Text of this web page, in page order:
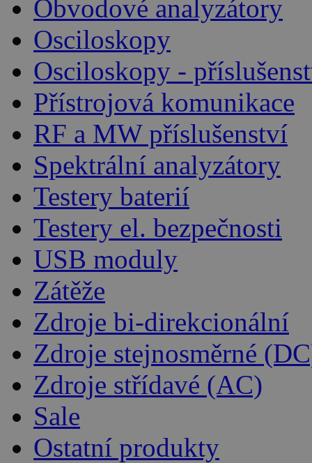
Obvodové analyzátory
Osciloskopy
Osciloskopy -
Přístrojová komunikace
RF a MW příslušenství
Spektrální analyzátory
Testery baterií
Testery el. bezpečnosti
USB moduly
Zátěže
Zdroje bi-direkcionální
Zdroje stejnosměrné
Zdroje střídavé (AC)
Sale
Ostatní produkty